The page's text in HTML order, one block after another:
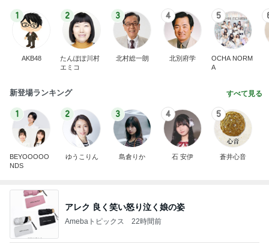
1
AKB48
2
たんぽぽ川村
エミコ
3
北村総一朗
4
北別府学
5
OCHA NORM
A
新登場ランキング すべて見る
1
BEYOOOOO
NDS
2
ゆうこりん
3
島倉りか
4
石 安伊
5
蒼井心音
アレク 良く笑い怒り泣く娘の姿
Amebaトピックス 22時間前